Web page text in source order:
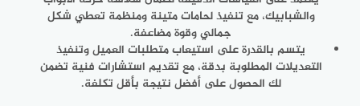
والشبابيك، مع تنفيذ لحامات متينة ومنظمة تعطي شكل
جمالي وقوة مضاعفة.
يتسم بالقدرة على استيعاب متطلبات العميل وتنفيذ
التعديلات المطلوبة بدقة، مع تقديم استشارات فنية تضمن
لك الحصول على أفضل نتيجة بأقل تكلفة.